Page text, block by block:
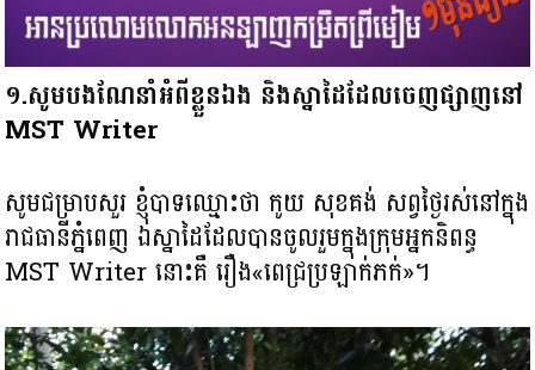
១.សូមបងណែនាំអំពីខ្លួនឯង និងស្នាដៃដែលចេញផ្សាញនៅ
MST Writer
សូមជម្រាបសួរ ខ្ញុំបាទឈ្មោះថា កូយ សុខគង់ សព្វថ្ងៃរស់នៅក្នុង
រាជធានីភ្នំពេញ ឯស្នាដៃដែលបានចូលរួមក្នុងក្រុមអ្នកនិពន្ធ
MST Writer នោះគឺ រឿង«ពេជ្រប្រឡាក់ភក់»។